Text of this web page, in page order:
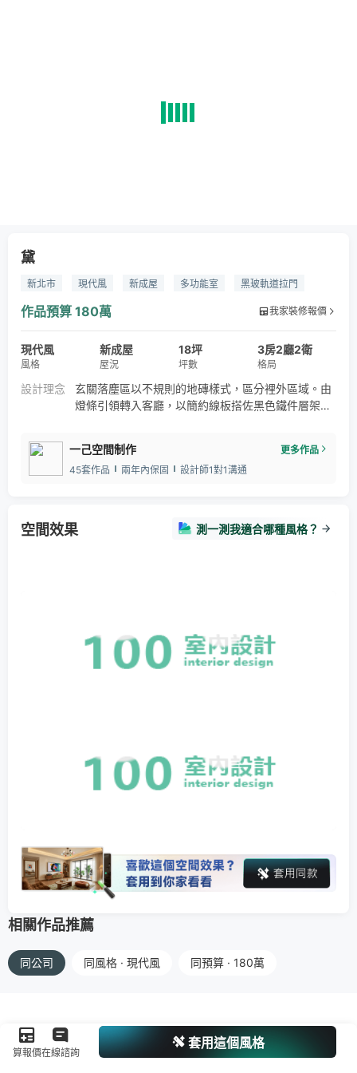
黛
新北市 現代風 新成屋 多功能室
黑玻軌道拉門
開放式餐廚
中島 單槓
居家健身
系統櫃
超耐磨地板 線板設計 灰色特殊塗料
作品預算 180萬 我家裝修報價
現代風
風格
新成屋
屋況
18坪
坪數
3房2廳2衛
格局
設計理念
玄關落塵區以不規則的地磚樣式，區分裡外區域。由
燈條引領轉入客廳，以簡約線板搭佐黑色鐵件層架，
動之需。 沙發後的多功能室，藉由黑玻軌道拉門，區
隔出獨立休憩空間。開放式餐、廚空間，則以複合式
板設計及灰色特殊塗料。
一己空間制作
更多作品
45套作品
兩年內保固 設計師1對1溝通
空間效果 測一測我適合哪種風格？
相關作品推薦
同公司 同風格 · 現代風 同預算 · 180萬
算報價在線諮詢
套用這個風格